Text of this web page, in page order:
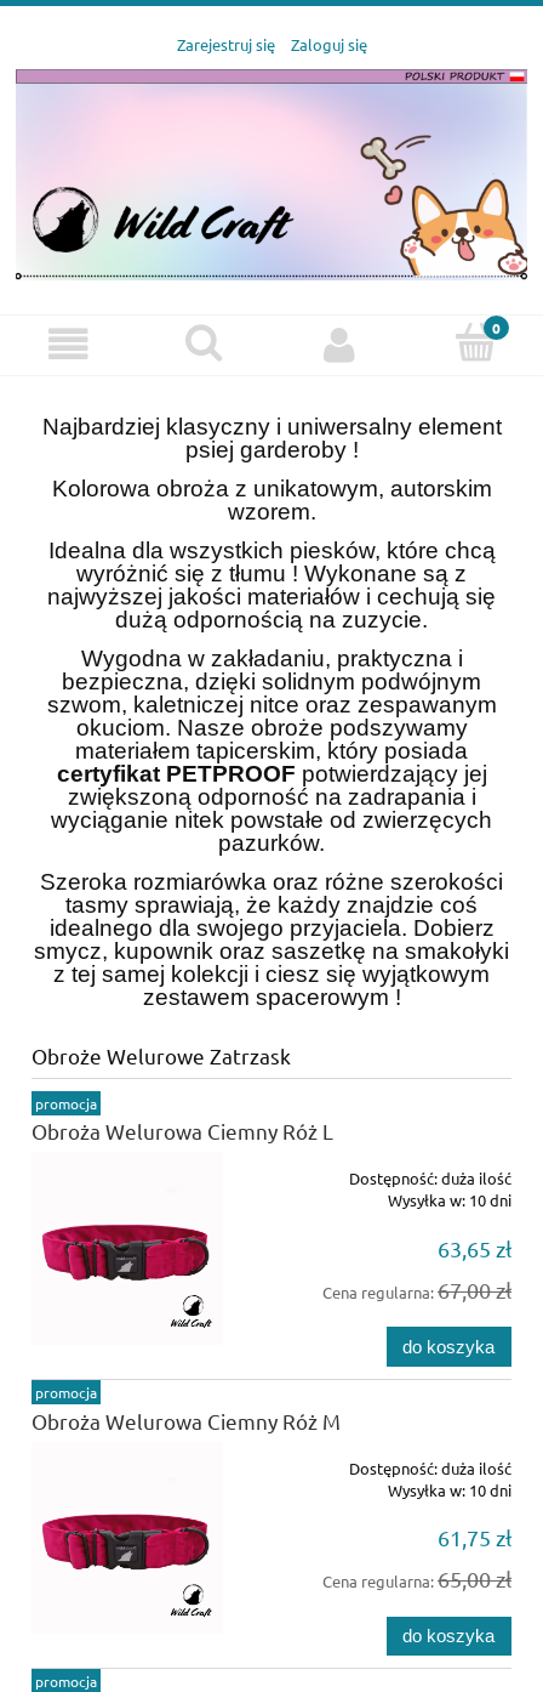
Zarejestruj się Zaloguj się
Najbardziej klasyczny i uniwersalny element
psiej garderoby !
Kolorowa obroża z unikatowym, autorskim
wzorem.
Idealna dla wszystkich piesków, które chcą
wyróżnić się z tłumu ! Wykonane są z
najwyższej jakości materiałów i cechują się
dużą odpornością na zuzycie.
Wygodna w zakładaniu, praktyczna i
bezpieczna, dzięki solidnym podwójnym
szwom, kaletniczej nitce oraz zespawanym
okuciom. Nasze obroże podszywamy
materiałem tapicerskim, który posiada
certyfikat PETPROOF potwierdzający jej
zwiększoną odporność na zadrapania i
wyciąganie nitek powstałe od zwierzęcych
pazurków.
Szeroka rozmiarówka oraz różne szerokości
tasmy sprawiają, że każdy znajdzie coś
idealnego dla swojego przyjaciela. Dobierz
smycz, kupownik oraz saszetkę na smakołyki
z tej samej kolekcji i ciesz się wyjątkowym
zestawem spacerowym !
Obroże Welurowe Zatrzask
Obroża Welurowa Ciemny Róż L
Dostępność:duża ilość
Wysyłka w: 10 dni
63,65 zł
Cena regularna:67,00 zł
do koszyka
promocja
Obroża Welurowa Ciemny Róż M
Dostępność:duża ilość
Wysyłka w: 10 dni
61,75 zł
Cena regularna:65,00 zł
do koszyka
promocja
promocja